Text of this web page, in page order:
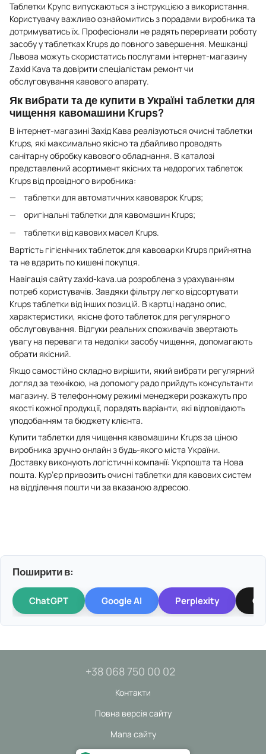
Таблетки Крупс випускаються з інструкцією з використання.
Користувачу важливо ознайомитись з порадами виробника та
дотримуватись їх. Професіонали не радять переривати роботу
засобу у таблетках Krups до повного завершення. Мешканці
Львова можуть скористатись послугами інтернет-магазину
Zaxid Kava та довірити спеціалістам ремонт чи
обслуговування кавового апарату.
Як вибрати та де купити в Україні таблетки для
чищення кавомашини Krups?
В інтернет-магазині Захід Кава реалізуються очисні таблетки
Krups, які максимально якісно та дбайливо проводять
санітарну обробку кавового обладнання. В каталозі
представлений асортимент якісних та недорогих таблеток
Krups від провідного виробника:
таблетки для автоматичних кавоварок Krups;
оригінальні таблетки для кавомашин Krups;
таблетки від кавових масел Krups.
Вартість гігієнічних таблеток для кавоварки Krups прийнятна
та не вдарить по кишені покупця.
Навігація сайту zaxid-kava.ua розроблена з урахуванням
потреб користувачів. Завдяки фільтру легко відсортувати
Krups таблетки від інших позицій. В картці надано опис,
характеристики, якісне фото таблеток для регулярного
обслуговування. Відгуки реальних споживачів звертають
увагу на переваги та недоліки засобу чищення, допомагають
обрати якісний.
Якщо самостійно складно вирішити, який вибрати регулярний
догляд за технікою, на допомогу радо прийдуть консультанти
магазину. В телефонному режимі менеджери розкажуть про
якості кожної продукції, порадять варіанти, які відповідають
уподобанням та бюджету клієнта.
Купити таблетки для чищення кавомашини Krups за ціною
виробника зручно онлайн з будь-якого міста України.
Доставку виконують логістичні компанії: Укрпошта та Нова
пошта. Кур’єр привозить очисні таблетки для кавових систем
на відділення пошти чи за вказаною адресою.
Поширити в:
ChatGPT Google AI Perplexity
+38 068 750 00 02
Контакти
Повна версія сайту
Мапа сайту